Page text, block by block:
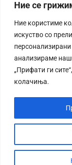
Ние се
Ние користиме
искуство со
анализираме
„Прифати ги
колачиња.